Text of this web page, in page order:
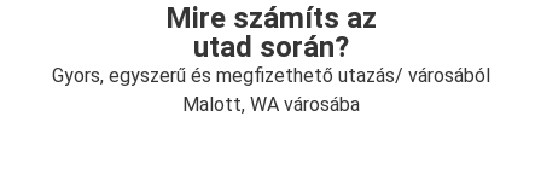
Mire számíts az
utad során?
Gyors, egyszerű és megfizethető utazás/ városából
Malott, WA városába